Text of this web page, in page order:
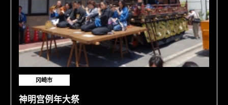
冈崎市
神明宫例年大祭